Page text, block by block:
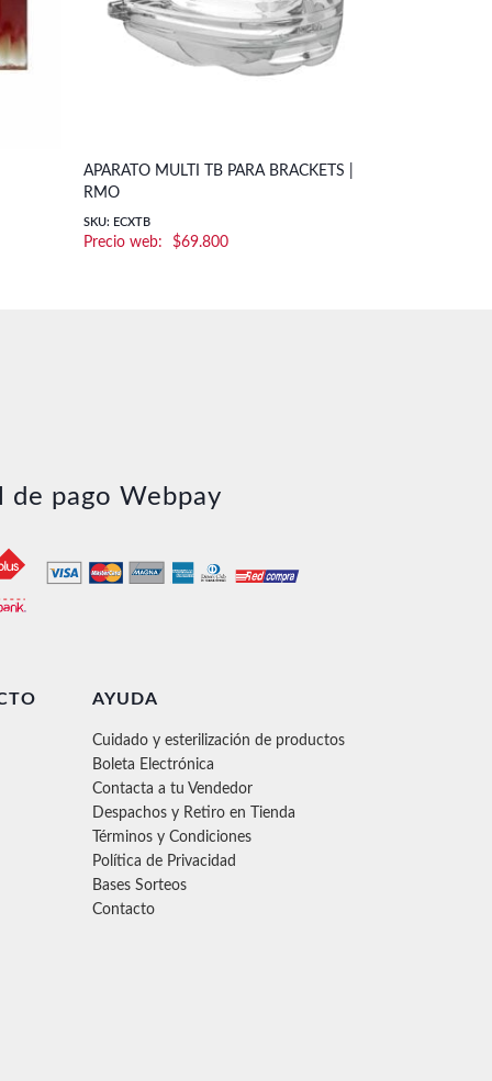
APARATO MULTI TB PARA BRACKETS |
RMO
SKU: ECXTB
$69.800
de pago Webpay
AYUDA
Cuidado y esterilización de productos
Boleta Electrónica
Contacta a tu Vendedor
Despachos y Retiro en Tienda
Términos y Condiciones
Política de Privacidad
Bases Sorteos
Contacto